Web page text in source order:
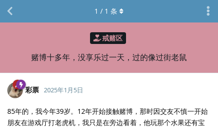
戒赌区
赌博十多年，没享乐过一天，过的像过街老鼠
1 / 1 条
彩票 2025年1月5日
85年的，我今年39岁。12年开始接触赌博，那时因交友不慎一开始
朋友在游戏厅打老虎机，我只是在旁边看着，他玩那个水果还有宝